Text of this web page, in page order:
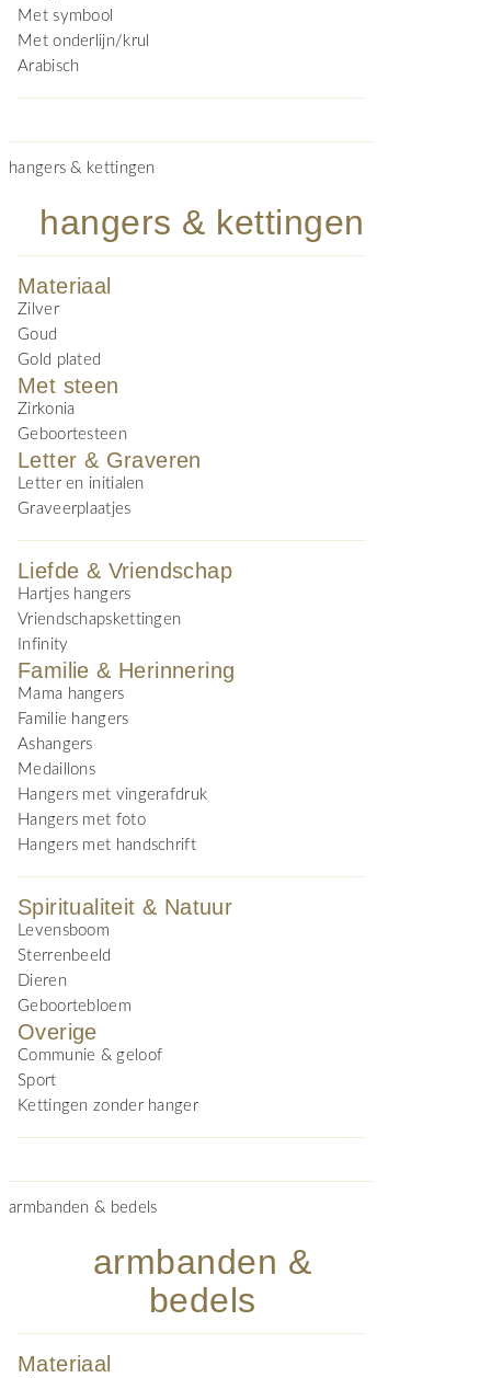
Met symbool
Met onderlijn/krul
Arabisch
hangers & kettingen
hangers & kettingen
Materiaal
Zilver
Goud
Gold plated
Met steen
Zirkonia
Geboortesteen
Letter & Graveren
Letter en initialen
Graveerplaatjes
Liefde & Vriendschap
Hartjes hangers
Vriendschapskettingen
Infinity
Familie & Herinnering
Mama hangers
Familie hangers
Ashangers
Medaillons
Hangers met vingerafdruk
Hangers met foto
Hangers met handschrift
Spiritualiteit & Natuur
Levensboom
Sterrenbeeld
Dieren
Geboortebloem
Overige
Communie & geloof
Sport
Kettingen zonder hanger
armbanden & bedels
armbanden &
bedels
Materiaal